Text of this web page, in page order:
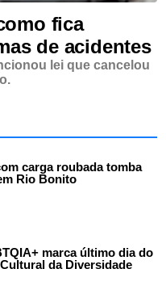
fica
de acidentes
lei que cancelou
carga roubada tomba
Rio Bonito
marca último dia do
da Diversidade